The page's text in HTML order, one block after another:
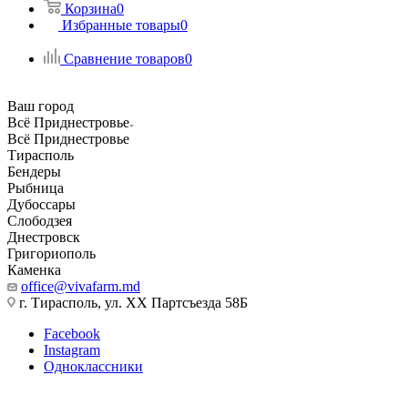
Корзина0
Избранные товары0
Сравнение товаров0
Ваш город
Всё Приднестровье
Всё Приднестровье
Тирасполь
Бендеры
Рыбница
Дубоссары
Слободзея
Днестровск
Григориополь
Каменка
office@vivafarm.md
г. Тирасполь, ул. ХХ Партсъезда 58Б
Facebook
Instagram
Одноклассники